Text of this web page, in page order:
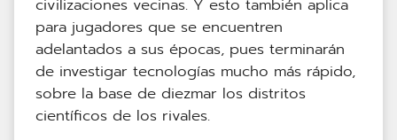
civilizaciones vecinas. Y esto también aplica
para jugadores que se encuentren
adelantados a sus épocas, pues terminarán
de investigar tecnologías mucho más rápido,
sobre la base de diezmar los distritos
científicos de los rivales.